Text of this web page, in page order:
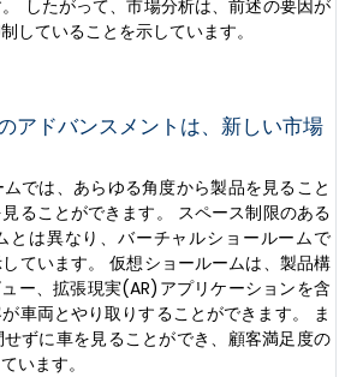
したがって、市場分析は、前述の要因が
していることを示しています。
アドバンスメントは、新しい市場
では、あらゆる角度から製品を見ること
ることができます。 スペース制限のある
とは異なり、バーチャルショールームで
ています。 仮想ショールームは、製品構
ー、拡張現実(AR)アプリケーションを含
車両とやり取りすることができます。 ま
ずに車を見ることができ、顧客満足度の
います。